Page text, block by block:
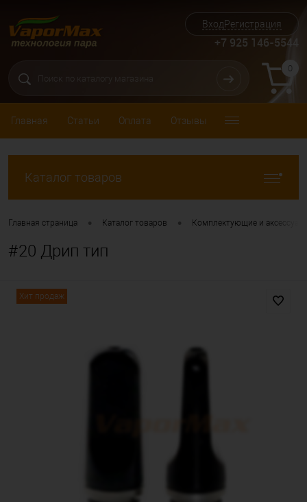
ВходРегистрация
+7 925 146-5544
0
Главная Статьи Оплата Отзывы
Каталог товаров
Главная страница • Каталог товаров • Комплектующие и
#20 Дрип тип
Хит продаж